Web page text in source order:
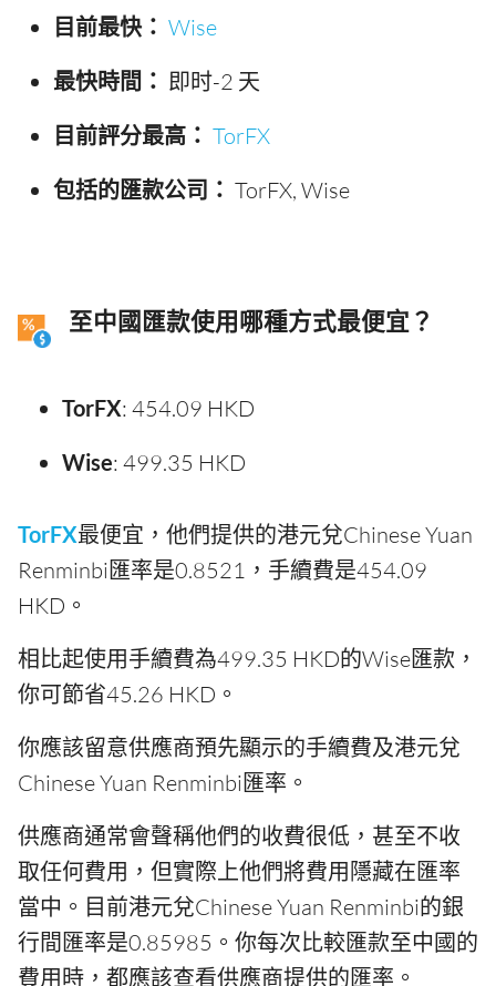
目前最快： Wise
最快時間： 即时-2 天
目前評分最高： TorFX
包括的匯款公司： TorFX, Wise
至中國匯款使用哪種方式最便宜？
TorFX: 454.09 HKD
Wise: 499.35 HKD
TorFX最便宜，他們提供的港元兌Chinese Yuan
Renminbi匯率是0.8521，手續費是454.09
HKD。
相比起使用手續費為499.35 HKD的Wise匯款，
你可節省45.26 HKD。
你應該留意供應商預先顯示的手續費及港元兌
Chinese Yuan Renminbi匯率。
供應商通常會聲稱他們的收費很低，甚至不收
取任何費用，但實際上他們將費用隱藏在匯率
當中。目前港元兌Chinese Yuan Renminbi的銀
行間匯率是0.85985。你每次比較匯款至中國的
費用時，都應該查看供應商提供的匯率。